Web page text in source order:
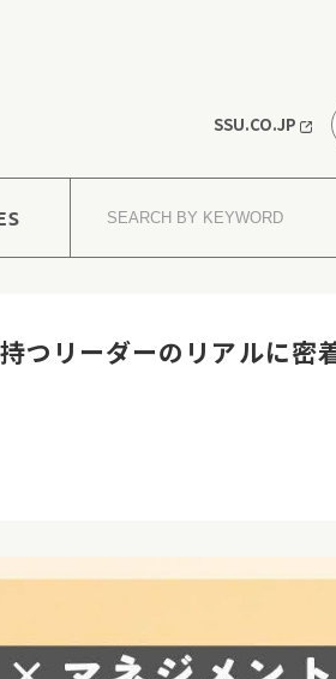
SSU.CO.JP
リーダーのリアルに密